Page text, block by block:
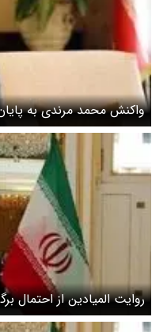
واکنش محمد مرندی به
ترامپ مذاکره را جدی
روایت المیادین از احتمال
آمریکا